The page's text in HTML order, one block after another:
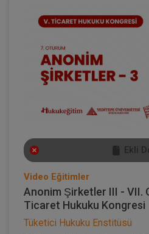
Ekli
Video Eğitimler
Anonim Şirketler III - VII.
Ticaret Hukuku Kongresi
Tüketici Hukuku Enstitüsü